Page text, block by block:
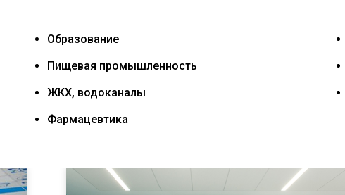
Образование
Пищевая промышленность
ЖКХ, водоканалы
Фармацевтика